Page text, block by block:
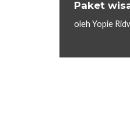
Paket
oleh Yopie